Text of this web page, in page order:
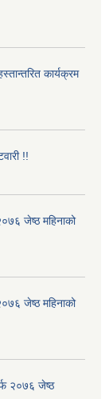
कार्यक्रम
!!
जेष्ठ महिनाको
जेष्ठ महिनाको
२०७६ जेष्ठ